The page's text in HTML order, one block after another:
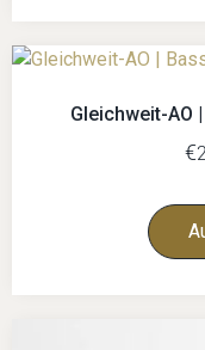
Gleichweit-AO
€